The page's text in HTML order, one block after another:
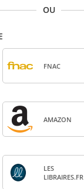
OU
FNAC
AMA­ZON
LES
LIBRAIRES.FR